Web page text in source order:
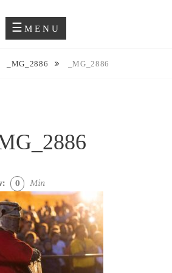
EWA GROCHOWSKA
MENU
_MG_2886 _MG_2886
0 Min